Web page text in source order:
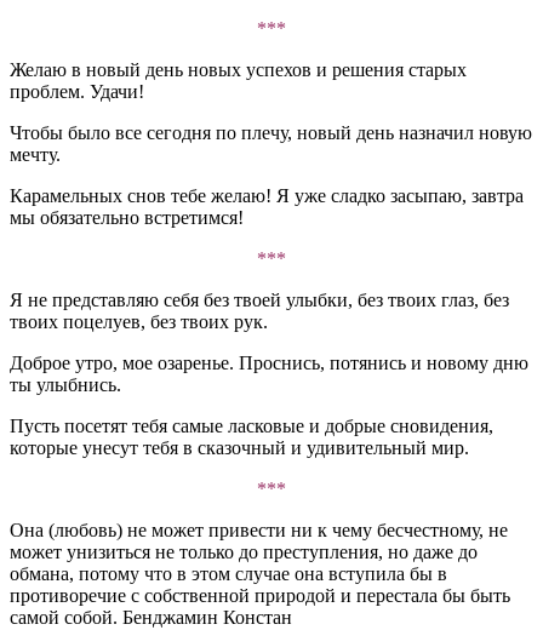
***
Желаю в новый день новых успехов и решения старых
проблем. Удачи!
Чтобы было все сегодня по плечу, новый день назначил новую
мечту.
Карамельных снов тебе желаю! Я уже сладко засыпаю, завтра
мы обязательно встретимся!
***
Я не представляю себя без твоей улыбки, без твоих глаз, без
твоих поцелуев, без твоих рук.
Доброе утро, мое озаренье. Проснись, потянись и новому дню
ты улыбнись.
Пусть посетят тебя самые ласковые и добрые сновидения,
которые унесут тебя в сказочный и удивительный мир.
***
Она (любовь) не может привести ни к чему бесчестному, не
может унизиться не только до преступления, но даже до
обмана, потому что в этом случае она вступила бы в
противоречие с собственной природой и перестала бы быть
самой собой. Бенджамин Констан